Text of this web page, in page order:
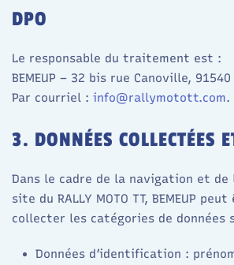
DPO
Le responsable du traitement est :
BEMEUP – 32 bis rue Canoville,
Par courriel : info@rallymotott.com.
3. DONNÉES COLLECTÉES
Dans le cadre de la navigation et de
site du RALLY MOTO TT, BEMEUP
collecter les catégories de données
Données d’identification :